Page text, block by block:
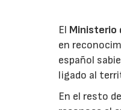
El Ministerio
en
español
ligado al
En el resto